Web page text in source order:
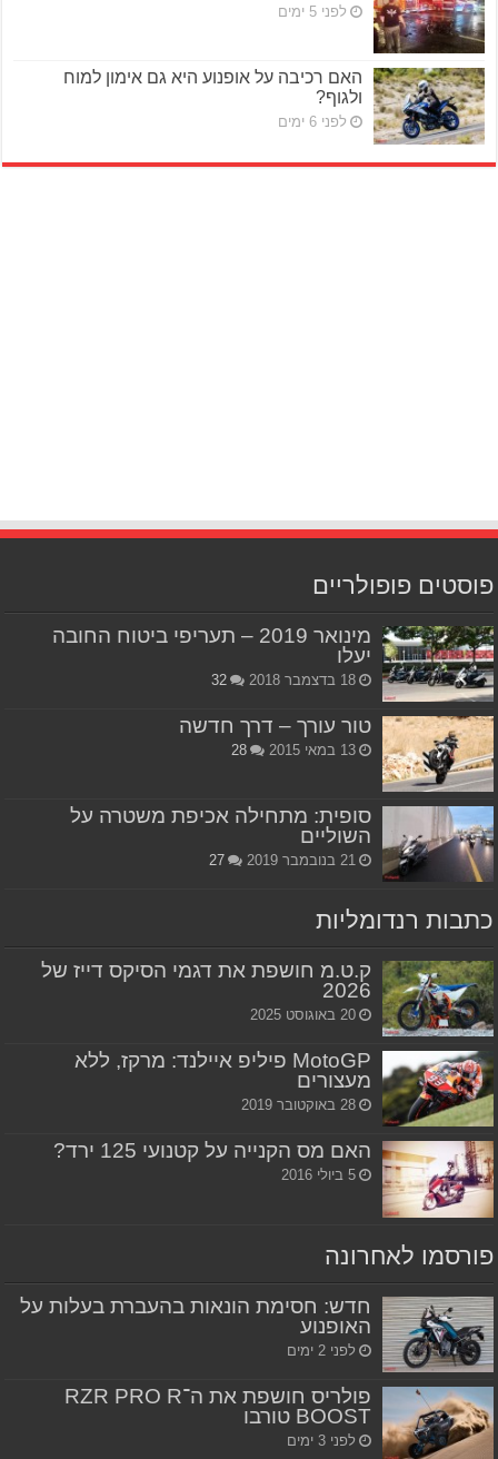
לפני 5 ימים
האם רכיבה על אופנוע היא גם אימון למוח
ולגוף?
לפני 6 ימים
פוסטים פופולריים
מינואר 2019 – תעריפי ביטוח החובה
יעלו
18 בדצמבר 2018 32
טור עורך – דרך חדשה
13 במאי 2015 28
סופית: מתחילה אכיפת משטרה על
השוליים
21 בנובמבר 2019 27
כתבות רנדומליות
ק.ט.מ חושפת את דגמי הסיקס דייז של
2026
20 באוגוסט 2025
MotoGP פיליפ איילנד: מרקז, ללא
מעצורים
28 באוקטובר 2019
האם מס הקנייה על קטנועי 125 ירד?
5 ביולי 2016
פורסמו לאחרונה
חדש: חסימת הונאות בהעברת בעלות על
האופנוע
לפני 2 ימים
פולריס חושפת את ה־RZR PRO R
BOOST טורבו
לפני 3 ימים